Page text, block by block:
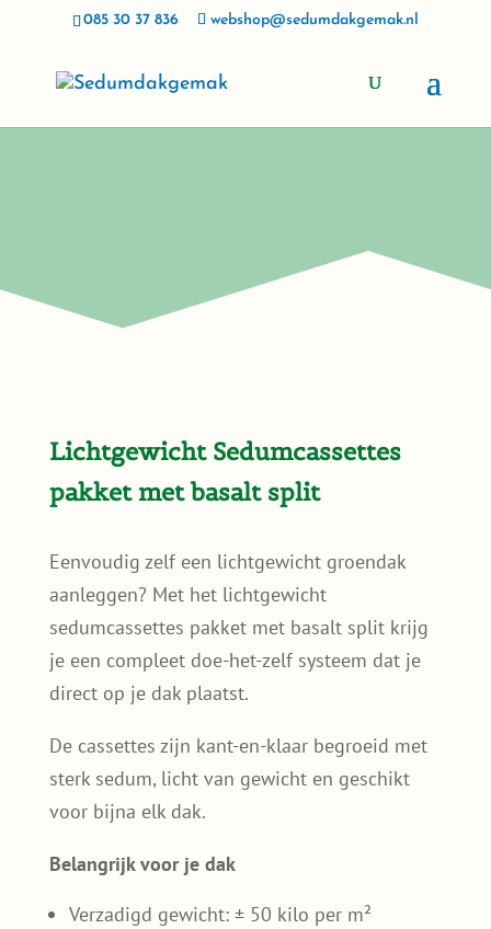
085 30 37 836 webshop@sedumdakgemak.nl
Lichtgewicht Sedumcassettes
pakket met basalt split
Eenvoudig zelf een lichtgewicht groendak
aanleggen? Met het lichtgewicht
sedumcassettes pakket met basalt split krijg
je een compleet doe-het-zelf systeem dat je
direct op je dak plaatst.
De cassettes zijn kant-en-klaar begroeid met
sterk sedum, licht van gewicht en geschikt
voor bijna elk dak.
Belangrijk voor je dak
Verzadigd gewicht: ± 50 kilo per m²